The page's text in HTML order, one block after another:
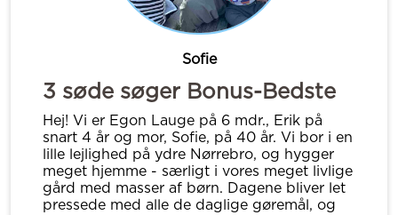
Sofie
3 søde søger Bonus-Bedste
Hej! Vi er Egon Lauge på 6 mdr., Erik på
snart 4 år og mor, Sofie, på 40 år. Vi bor i en
lille lejlighed på ydre Nørrebro, og hygger
meget hjemme - særligt i vores meget livlige
gård med masser af børn. Dagene bliver let
pressede med alle de daglige gøremål, og